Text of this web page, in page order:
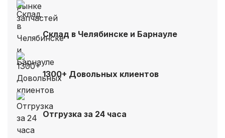
Склад в Челябинске и Барнауле
1300+ Довольных клиентов
Отгрузка за 24 часа